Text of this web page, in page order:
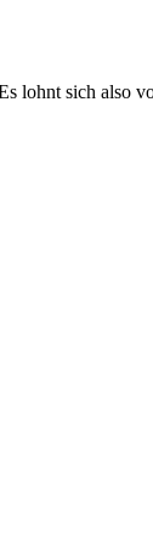
lohnt sich also